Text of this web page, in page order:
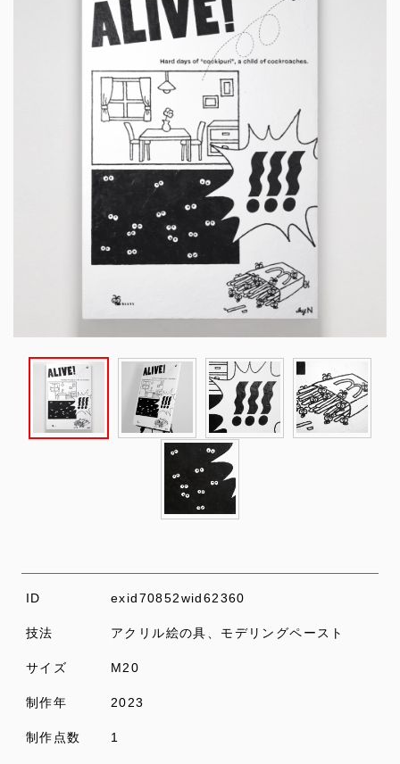
ID exid70852wid62360
技法 アクリル絵の具、モデリングペースト
サイズ M20
制作年 2023
制作点数 1